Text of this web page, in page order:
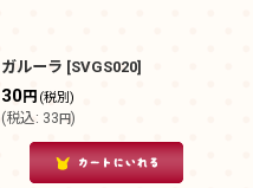
ガルーラ [SVGS020]
30円 (税別)
(税込: 33円)